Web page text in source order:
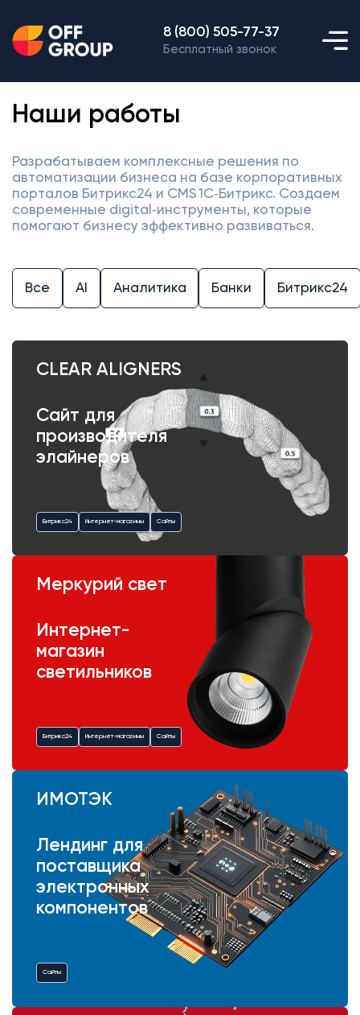
8 (800) 505-77-37
Бесплатный звонок
Наши работы
Разрабатываем комплексные решения по
автоматизации бизнеса на базе корпоративных
порталов Битрикс24 и CMS 1С‑Битрикс. Создаем
современные digital‑инструменты, которые
помогают бизнесу эффективно развиваться.
Все AI Аналитика Банки Битрикс24
CLEAR ALIGNERS
Сайт для
производителя
элайнеров
Битрикс24 Интернет-магазины Сайты
Меркурий свет
Интернет-
магазин
светильников
Битрикс24 Интернет-магазины Сайты
ИМОТЭК
Лендинг для
поставщика
электронных
компонентов
Сайты